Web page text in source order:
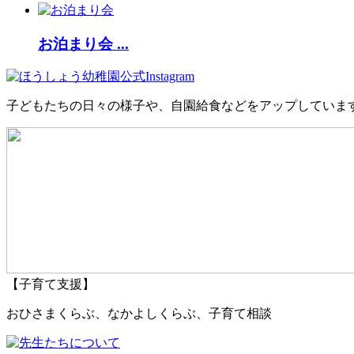
お泊まり会 ...
子どもたちの日々の様子や、自園給食などをアップしていま
【子育て支援】
おひさまくらぶ、なかよしくらぶ、子育て相談